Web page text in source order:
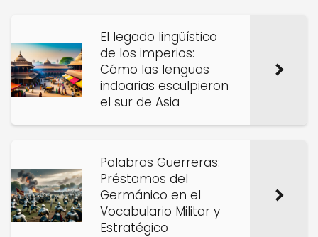
El legado lingüístico
de los imperios:
Cómo las lenguas
indoarias esculpieron
el sur de Asia
Palabras Guerreras:
Préstamos del
Germánico en el
Vocabulario Militar y
Estratégico